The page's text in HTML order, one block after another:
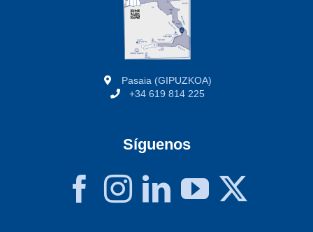
Pasaia (GIPUZKOA)
+34 619 814 225
Síguenos